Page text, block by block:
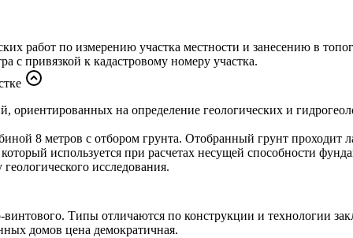
работ по измерению участка местности и занесению в
с привязкой к кадастровому номеру участка.
ориентированных на определение геологических и
8 метров с отбором грунта. Отобранный грунт проходит
используется при расчетах несущей способности
исследования.
Типы отличаются по конструкции и технологии
домов цена демократичная.